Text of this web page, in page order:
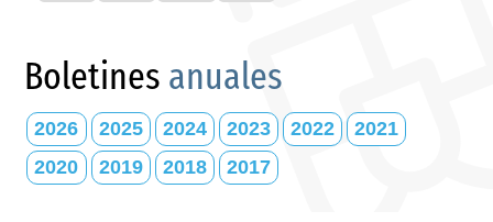
Boletines anuales
2026 2025 2024 2023 2022
2021
2020
2019 2018 2017